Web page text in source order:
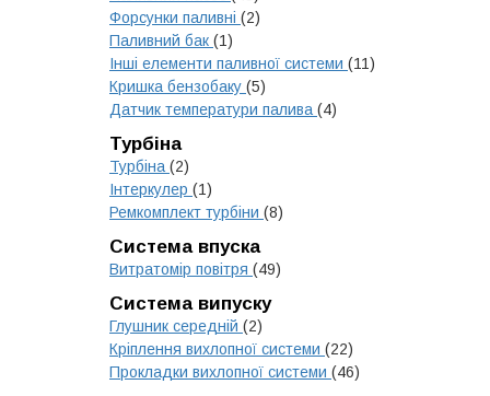
Форсунки паливні (2)
Паливний бак (1)
Інші елементи паливної системи (11)
Кришка бензобаку (5)
Датчик температури палива (4)
Турбіна
Турбіна (2)
Інтеркулер (1)
Ремкомплект турбіни (8)
Система впуска
Витратомір повітря (49)
Система випуску
Глушник середній (2)
Кріплення вихлопної системи (22)
Прокладки вихлопної системи (46)